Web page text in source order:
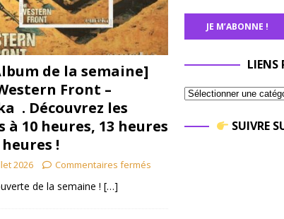
de la semaine]
Front –
. Découvrez les
10 heures, 13 heures
!
2026 Commentaires fermés
de la semaine ! […]
LIENS
SUIVRE